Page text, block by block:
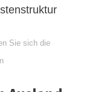
Sie sich die